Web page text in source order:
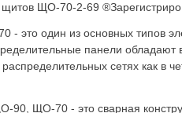
ЩО-70-2-69
это один из основных типов
панели
распределительных сетях как
90, ЩО-70 - это сварная